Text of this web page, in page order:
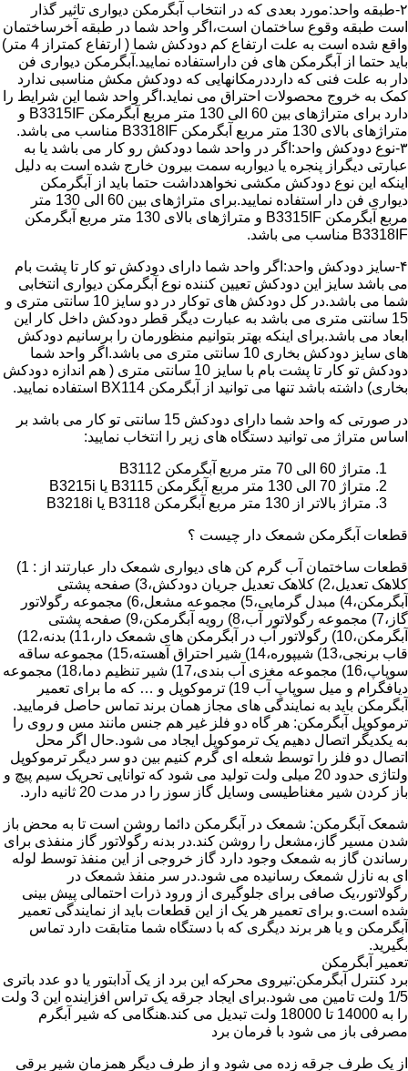
۲-طبقه واحد:مورد بعدی که در انتخاب آبگرمکن دیواری تاثیر گذار
است طبقه وقوع ساختمان است،اگر واحد شما در طبقه آخرساختمان
واقع شده است به علت ارتفاع کم دودکش شما ( ارتفاع کمتراز 4 متر)
باید حتما از آبگرمکن های فن داراستفاده نمایید.آبگرمکن دیواری فن
دار به علت فنی که دارددرمکانهایی که دودکش مکش مناسبی ندارد
کمک به خروج محصولات احتراق می نماید.اگر واحد شما این شرایط را
دارد برای متراژهای بین 60 الی 130 متر مربع آبگرمکن B3315IF و
متراژهای بالای 130 متر مربع آبگرمکن B3318IF مناسب می باشد.
۳-نوع دودکش واحد:اگر در واحد شما دودکش رو کار می باشد یا به
عبارتی دیگراز پنجره یا دیواربه سمت بیرون خارج شده است به دلیل
اینکه این نوع دودکش مکشی نخواهدداشت حتما باید از آبگرمکن
دیواری فن دار استفاده نمایید.برای متراژهای بین 60 الی 130 متر
مربع آبگرمکن B3315IF و متراژهای بالای 130 متر مربع آبگرمکن
B3318IF مناسب می باشد.
۴-سایز دودکش واحد:اگر واحد شما دارای دودکش تو کار تا پشت بام
می باشد سایز این دودکش تعیین کننده نوع آبگرمکن دیواری انتخابی
شما می باشد.در کل دودکش های توکار در دو سایز 10 سانتی متری و
15 سانتی متری می باشد به عبارت دیگر قطر دودکش داخل کار این
ابعاد می باشد.برای اینکه بهتر بتوانیم منظورمان را برسانیم دودکش
های سایز دودکش بخاری 10 سانتی متری می باشد.اگر واحد شما
دودکش تو کار تا پشت بام با سایز 10 سانتی متری ( هم اندازه دودکش
بخاری) داشته باشد تنها می توانید از آبگرمکن BX114 استفاده نمایید.
در صورتی که واحد شما دارای دودکش 15 سانتی تو کار می باشد بر
اساس متراژ می توانید دستگاه های زیر را انتخاب نمایید:
متراژ 60 الی 70 متر مربع آبگرمکن B3112
متراژ 70 الی 130 متر مربع آبگرمکن B3115 یا B3215i
متراژ بالاتر از 130 متر مربع آبگرمکن B3118 یا B3218i
قطعات آبگرمکن شمعک دار چیست ؟
قطعات ساختمان آب گرم کن های دیواری شمعک دار عبارتند از : 1)
کلاهک تعدیل،2) کلاهک تعدیل جریان دودکش،3) صفحه پشتی
آبگرمکن،4) مبدل گرمایی،5) مجموعه مشعل،6) مجموعه رگولاتور
گاز،7) مجموعه رگولاتور آب،8) رویه آبگرمکن،9) صفحه پشتی
آبگرمکن،10) رگولاتور آب در آبگرمکن های شمعک دار،11) بدنه،12)
قاب برنجی،13) شیپوره،14) شیر احتراق آهسته،15) مجموعه ساقه
سوپاپ،16) مجموعه مغزی آب بندی،17) شیر تنظیم دما،18) مجموعه
دیافگرام و میل سوپاپ آب 19) ترموکوپل و … که ما برای تعمیر
آبگرمکن باید به نمایندگی های مجاز همان برند تماس حاصل فرمایید.
ترموکوپل آبگرمکن: هر گاه دو فلز غیر هم جنس مانند مس و روی را
به یکدیگر اتصال دهیم یک ترموکوپل ایجاد می شود.حال اگر محل
اتصال دو فلز را توسط شعله ای گرم کنیم بین دو سر دیگر ترموکوپل
ولتاژی حدود 20 میلی ولت تولید می شود که توانایی تحریک سیم پیچ و
باز کردن شیر مغناطیسی وسایل گاز سوز را در مدت 20 ثانیه دارد.
شمعک آبگرمکن: شمعک در آبگرمکن دائما روشن است تا به محض باز
شدن مسیر گاز،مشعل را روشن کند.در بدنه رگولاتور گاز منفذی برای
رساندن گاز به شمعک وجود دارد گاز خروجی از این منفذ توسط لوله
ای به نازل شمعک رسانیده می شود.در سر منفذ شمعک در
رگولاتور،یک صافی برای جلوگیری از ورود ذرات احتمالی پیش بینی
شده است.و برای تعمیر هر یک از این قطعات باید از نمایندگی تعمیر
آبگرمکن و یا هر برند دیگری که با دستگاه شما متابقت دارد تماس
بگیرید.
تعمیر آبگرمکن
برد کنترل آبگرمکن:نیروی محرکه این برد از یک آدابتور یا دو عدد باتری
1/5 ولت تامین می شود.برای ایجاد جرقه یک تراس افزاینده این 3 ولت
را به 14000 تا 18000 ولت تبدیل می کند.هنگامی که شیر آبگرم
مصرفی باز می شود با فرمان برد
از یک طرف جرقه زده می شود و از طرف دیگر همزمان شیر برقی